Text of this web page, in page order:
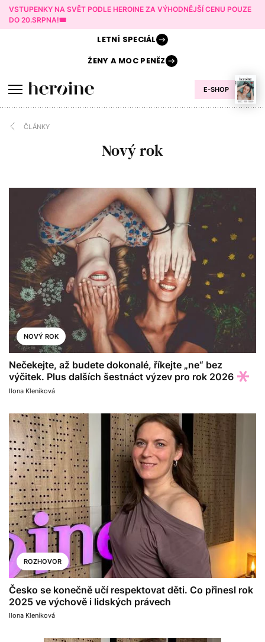
VSTUPENKY NA SVĚT PODLE HEROINE ZA VÝHODNĚJŠÍ CENU POUZE
DO 20.SRPNA!🎟️
E-SHOP
LETNÍ SPECIÁL
ŽENY AMOC PENĚZ
ČLÁNKY
Nový rok
NOVÝ ROK
Nečekejte, až budete dokonalé, říkejte „ne“ bez
výčitek. Plus dalších šestnáct výzev pro rok 2026
Ilona Kleníková
ROZHOVOR
Česko se konečně učí respektovat děti. Co přinesl rok
2025 ve výchově i lidských právech
Ilona Kleníková